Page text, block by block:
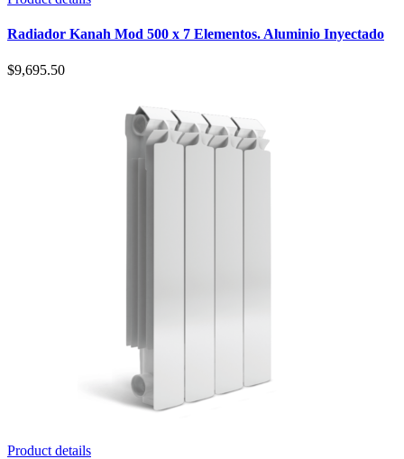
Radiador Kanah Mod 500 x 7 Elementos. Aluminio Inyectado
$9,695.50
Product details